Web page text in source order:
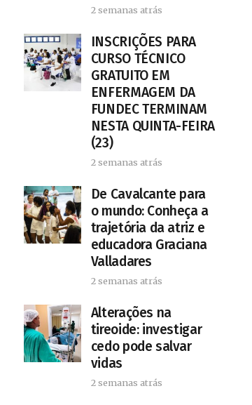
2 semanas atrás
INSCRIÇÕES PARA
CURSO TÉCNICO
GRATUITO EM
ENFERMAGEM DA
FUNDEC TERMINAM
NESTA QUINTA-FEIRA
(23)
2 semanas atrás
De Cavalcante para
o mundo: Conheça a
trajetória da atriz e
educadora Graciana
Valladares
2 semanas atrás
Alterações na
tireoide: investigar
cedo pode salvar
vidas
2 semanas atrás